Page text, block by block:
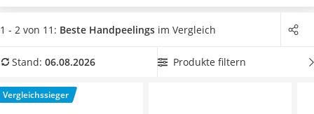
Nackenmassagegerät
Zeckenschutz Katze
Philips-Sonicare-Zahnbürste
Mineralfutter Pferd
Massagegerät
gängigen Tests im Internet merklich weicher und zarter. In
unserer Vergleichstabelle finden SieHandpeelings in einer
um das Peeling besonders einfach und gut dosieren zu
das ModellArtdeco All in One Manicure
Eigenschaften.
1 - 2 von 11: Beste Handpeelings im Vergleich
Stand: 06.08.2026 Produkte filtern
Vergleichssieger